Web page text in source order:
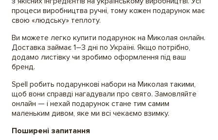
процеси виробництва ручні, тому кожен подарунок має
свою «людську» теплоту.
Ви можете легко купити подарунок на Миколая онлайн.
Доставка займає 1–3 дні по Україні. Якщо потрібно,
додамо листівку чи зробимо оформлення під ваш
бренд.
Spell робить подарункові набори на Миколая такими,
щоб вони справді нагадували про свято. Замовляйте
онлайн — і нехай подарунок стане тим самим
маленьким дивом, яке ми всі чекаємо взимку.
Поширені запитання